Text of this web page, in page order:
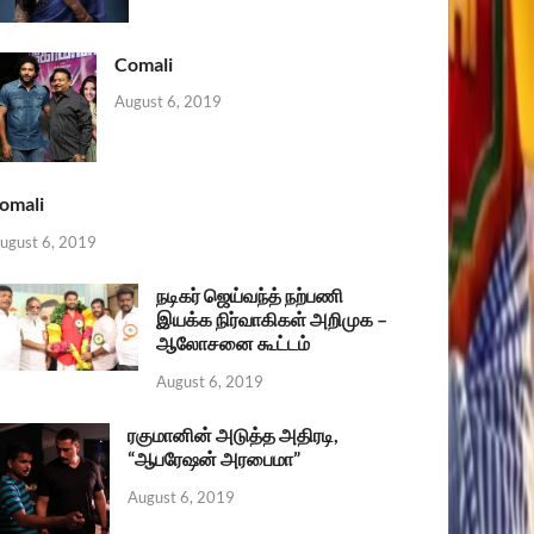
Comali
August 6, 2019
6, 2019
நடிகர் ஜெய்வந்த் நற்பணி
இயக்க நிர்வாகிகள் அறிமுக –
ஆலோசனை கூட்டம்
August 6, 2019
ரகுமானின் அடுத்த அதிரடி,
“ஆபரேஷன் அரபைமா”
August 6, 2019